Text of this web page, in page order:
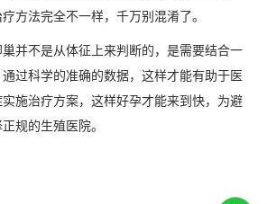
方法完全不一样，千万别混淆了。
不是从体征上来判断的，是需要结合一
过科学的准确的数据，这样才能有助于医
施治疗方案，这样好孕才能来到快，为避
规的生殖医院。